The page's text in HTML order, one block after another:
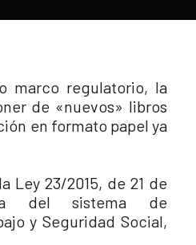
marco regulatorio, la
de «nuevos» libros
en formato papel ya
Ley 23/2015, de 21 de
del sistema de
y Seguridad Social,